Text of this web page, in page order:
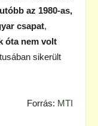
az 1980-as,
csapat,
óta nem volt
sikerült
Forrás: MTI